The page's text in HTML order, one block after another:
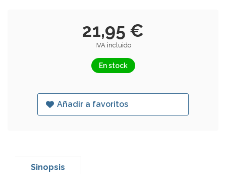
21,95 €
IVA incluido
En stock
Añadir a favoritos
Sinopsis